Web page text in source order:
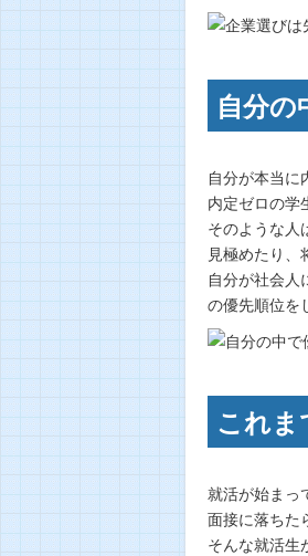
自分
自分が本当に
内定ゼロの学
そのような人
見極めたり、
自分が社会人
の優先順位を
これま
就活が始まっ
面接に落ちた
そんな就活生